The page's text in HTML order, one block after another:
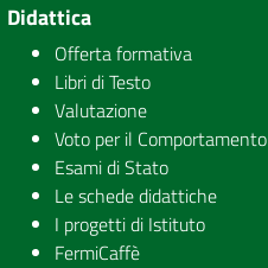
Didattica
Offerta formativa
Libri di Testo
Valutazione
Voto per il Comportamento
Esami di Stato
Le schede didattiche
I progetti di Istituto
FermiCaffè